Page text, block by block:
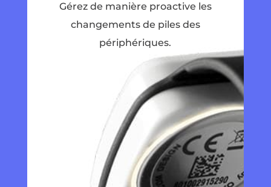
Gérez de manière proactive les
changements de piles des
périphériques.